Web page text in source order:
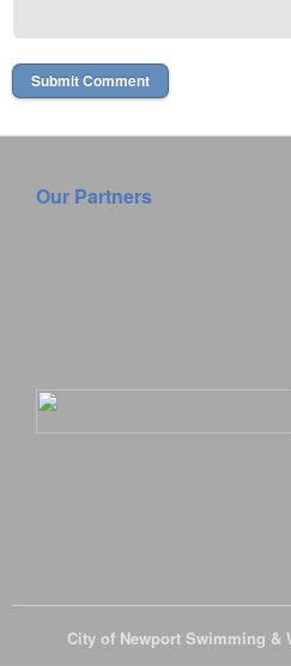
Our Partners
City of Newport Swimming &